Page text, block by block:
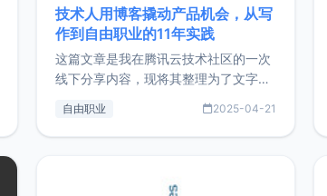
技术人用博客撬动产品机会，从写
作到自由职业的11年实践
这篇文章是我在腾讯云技术社区的一次
线下分享内容，现将其整理为了文字
版，分享了写博客11年来的经历，以及
通过博客过渡到做产品和走向自由职业
的一个小故事。文中还首次公开了我的
自由职业 2025-04-21